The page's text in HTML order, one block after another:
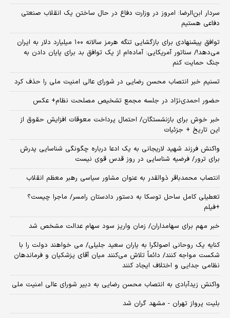
سردار ابن‌الرضا: امروز در وزارت دفاع در حال ساختن یک انقلاب صنعتی
دفاعی هستیم
توافق پیشنهادی برای بازگشایی تنگه هرمز سالانه ۱۰۰ میلیارد دلار به ایران
می‌دهد!/ سناتور آمریکایی: آماده‌ام از یک توافق بد برای پایان دادن به
جنگ حمایت کنم
تسنیم خبر انتصاب محسن رضایی در شورای عالی امنیت ملی را حذف کرد
حضور احمدی‌نژاد در جلسه مجمع تشخیص مصلحت نظام+ عکس
خبر خوش برای بازنشستگان/ احتمال پرداخت معوقات افزایش حقوق از
این تاریخ + جزئیات
واکنش فرزند شهید لاریجانی به یک ادعا درباره چگونگی شناسایی پدرش
برای ترور/ فرضیه شناسایی در روز قدس قوی نیست
انتصاب محمدباقر ذوالقدر به عنوان مشاور سیاسی رهبر معظم انقلاب
تعطیلی کامل ساحل توسکا به دستور دادستان رامسر/ ماجرا چیست؟
+فیلم
خبر مهم برای سهامداران/ زمان واریز سود سهام عدالت مشخص شد
کنایه یک روحانی اصولگرا به یاران سعید جلیلی/ می خواهند دولت را با
شکست مواجه کنند/ دائماً تلاش می‌کنند میان آقای پزشکیان و فرماندهان
نظامی جدایی و اختلاف ایجاد کنند
واکنش زیدآبادی به انتصاب محسن رضایی به دبیر شورای عالی امنیت ملی
بلیت پرواز تهران - مشهد گران شد